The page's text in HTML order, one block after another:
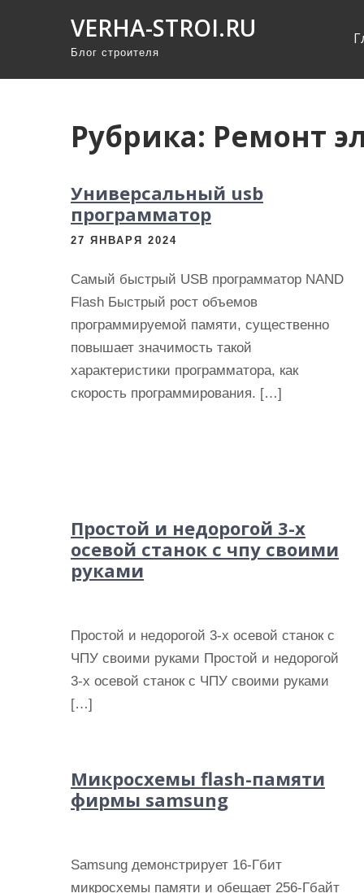
м
VERHA-STROI.RU
Блог строителя
Рубрика: Ремонт
Универсальный usb
программатор
27 ЯНВАРЯ 2024
Самый быстрый USB программатор NAND
Flash Быстрый рост объемов
программируемой памяти, существенно
повышает значимость такой
характеристики программатора, как
скорость программирования. […]
Простой и недорогой 3-х
осевой станок с чпу своими
руками
Простой и недорогой 3-х осевой станок с
ЧПУ своими руками Простой и недорогой
3-х осевой станок с ЧПУ своими руками
[…]
Микросхемы flash-памяти
фирмы samsung
Samsung демонстрирует 16-Гбит
микросхемы памяти и обещает 256-Гбайт